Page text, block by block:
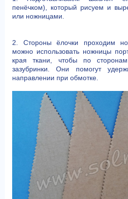
пенёчком), который рисуем и
или ножницами.
2. Стороны ёлочки проходим
можно использовать ножницы
края ткани, чтобы по
зазубринки. Они помогут
направлении при обмотке.